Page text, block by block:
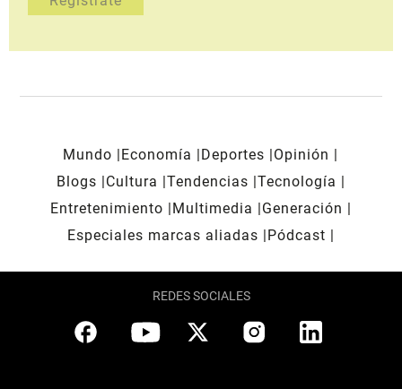
Mundo Economía Deportes
Opinión
Blogs
Cultura Tendencias Tecnología
Entretenimiento
Multimedia
Generación
Especiales marcas aliadas
Pódcast
REDES SOCIALES